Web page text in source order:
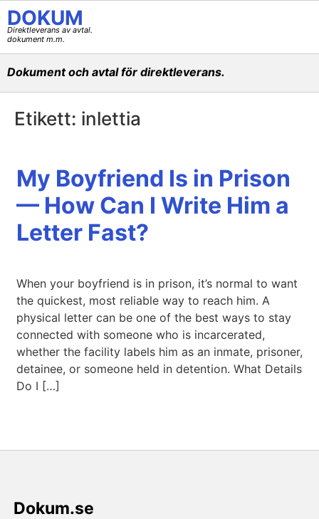
DOKUM
Direktleverans av avtal.
dokument m.m.
Dokument och avtal för direktleverans.
Etikett: inlettia
My Boyfriend Is in Prison
— How Can I Write Him a
Letter Fast?
When your boyfriend is in prison, it’s normal to want
the quickest, most reliable way to reach him. A
physical letter can be one of the best ways to stay
connected with someone who is incarcerated,
whether the facility labels him as an inmate, prisoner,
detainee, or someone held in detention. What Details
Do I […]
Dokum.se